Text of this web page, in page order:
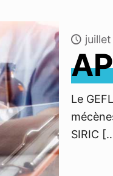
Le
SIRIC